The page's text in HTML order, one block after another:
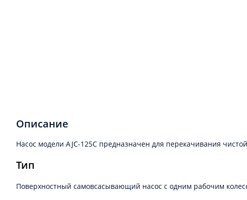
Описание
Насос модели AJC-125С предназначен для перекачивания
Тип
Поверхностный самовсасывающий насос с одним рабочим